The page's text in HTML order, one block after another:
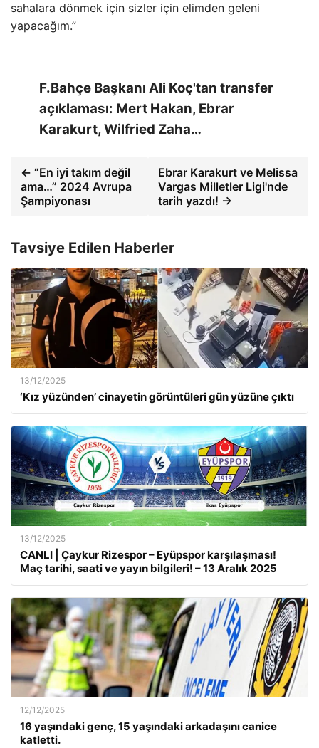
sahalara dönmek için sizler için elimden geleni
yapacağım.”
F.Bahçe Başkanı Ali Koç'tan transfer
açıklaması: Mert Hakan, Ebrar
Karakurt, Wilfried Zaha…
← “En iyi takım değil
ama…” 2024 Avrupa
Şampiyonası
Ebrar Karakurt ve Melissa
Vargas Milletler Ligi'nde
tarih yazdı! →
Tavsiye Edilen Haberler
13/12/2025
‘Kız yüzünden’ cinayetin görüntüleri gün yüzüne çıktı
13/12/2025
CANLI | Çaykur Rizespor – Eyüpspor karşılaşması!
Maç tarihi, saati ve yayın bilgileri! – 13 Aralık 2025
12/12/2025
16 yaşındaki genç, 15 yaşındaki arkadaşını canice
katletti.